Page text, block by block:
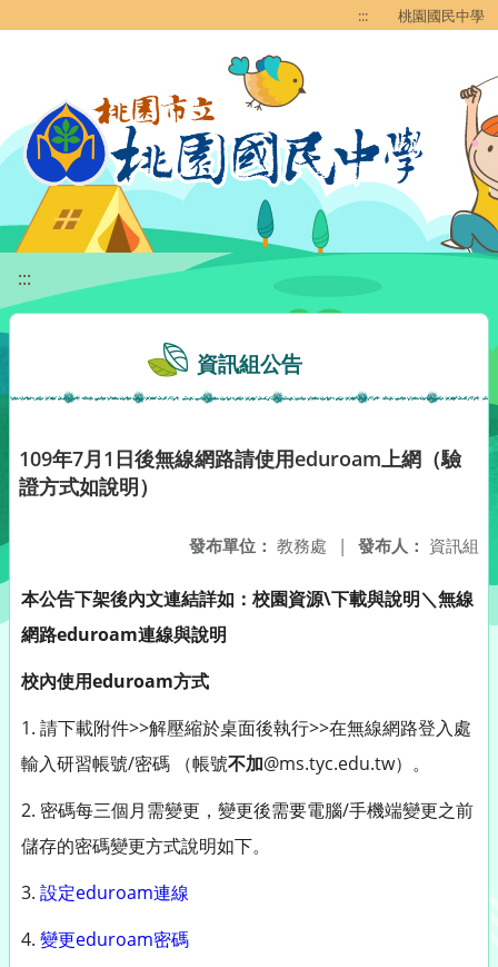
::: 桃園國民中學
:::
資訊組公告
109年7月1日後無線網路請使用eduroam上網（驗
證方式如說明）
發布人： 資訊組
發布單位： 教務處 |
本公告下架後內文連結詳如：校園資源\下載與說明＼無線
網路eduroam連線與說明
校內使用eduroam方式
1. 請下載附件>>解壓縮於桌面後執行>>在無線網路登入處
輸入研習帳號/密碼 （帳號不加@ms.tyc.edu.tw）。
2. 密碼每三個月需變更，變更後需要電腦/手機端變更之前
儲存的密碼變更方式說明如下。
3. 設定eduroam連線
4. 變更eduroam密碼